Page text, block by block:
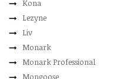
Kona
Lezyne
Liv
Monark
Monark Professional
Mongoose